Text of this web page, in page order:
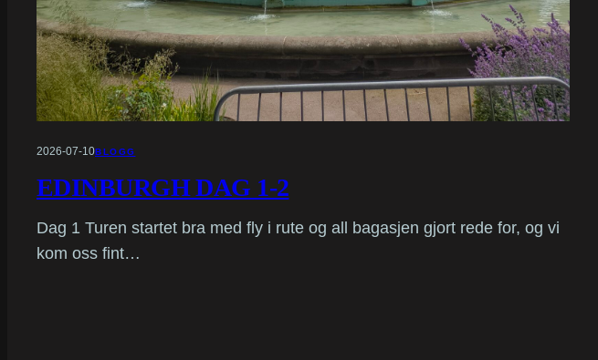
2026-07-10BLOGG
EDINBURGH DAG 1-2
Dag 1 Turen startet bra med fly i rute og all bagasjen gjort rede for, og vi
kom oss fint…